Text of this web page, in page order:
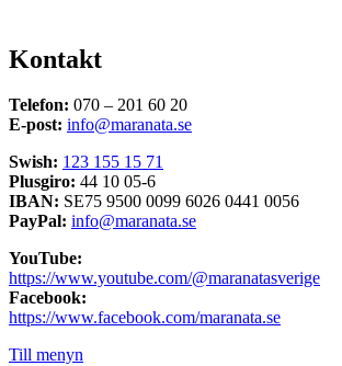
Kontakt
Telefon: 070 – 201 60 20
E-post: info@maranata.se
Swish: 123 155 15 71
Plusgiro: 44 10 05-6
IBAN: SE75 9500 0099 6026 0441 0056
PayPal: info@maranata.se
YouTube:
https://www.youtube.com/@maranatasverige
Facebook:
https://www.facebook.com/maranata.se
Till menyn